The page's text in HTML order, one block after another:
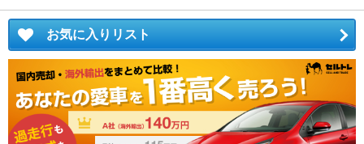
お気に入りリスト